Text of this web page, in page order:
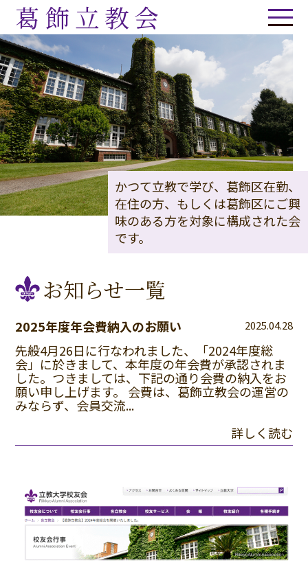
葛飾立教会
かつて立教で学び、葛飾区在勤、
在住の方、もしくは葛飾区にご興
味のある方を対象に構成された会
です。
お知らせ一覧
2025年度年会費納入のお願い 2025.04.28
先般4月26日に行なわれました、「2024年度総
会」に於きまして、本年度の年会費が承認されま
した。つきましては、下記の通り会費の納入をお
願い申し上げます。 会費は、葛飾立教会の運営の
みならず、会員交流...
詳しく読む